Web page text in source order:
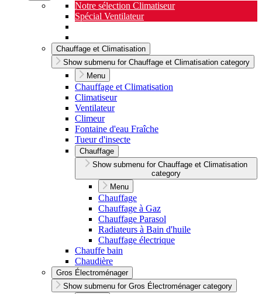
Notre sélection Climatiseur
Spécial Ventilateur
Chauffage et Climatisation
Show submenu for Chauffage et Climatisation category
Menu
Chauffage et Climatisation
Climatiseur
Ventilateur
Climeur
Fontaine d'eau Fraîche
Tueur d'insecte
Chauffage
Show submenu for Chauffage et Climatisation
category
Menu
Chauffage
Chauffage à Gaz
Chauffage Parasol
Radiateurs à Bain d'huile
Chauffage électrique
Chauffe bain
Chaudière
Gros Électroménager
Show submenu for Gros Électroménager category